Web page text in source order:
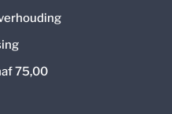
75,00